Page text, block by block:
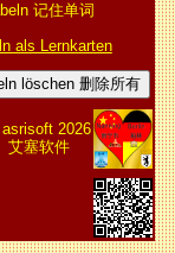
记住单词
als Lernkarten
löschen 删除所有
2026
艾塞软件